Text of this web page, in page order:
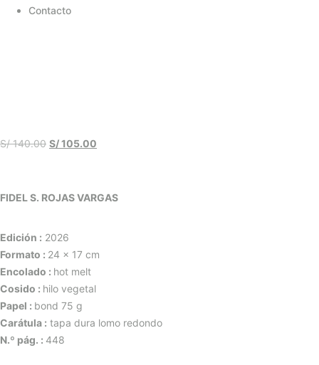
Contacto
S/140.00 S/105.00
FIDEL S. ROJAS VARGAS
Edición : 2026
Formato : 24 x 17 cm
Encolado : hot melt
Cosido : hilo vegetal
Papel : bond 75 g
Carátula : tapa dura lomo redondo
N.º pág. : 448